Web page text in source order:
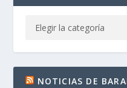
NOTICIAS DE